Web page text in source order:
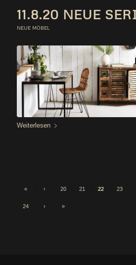
11.8.20 NEUE
NEUE MÖBEL
Wei­ter­le­sen
« ‹ 20 21 22 23
24 › »